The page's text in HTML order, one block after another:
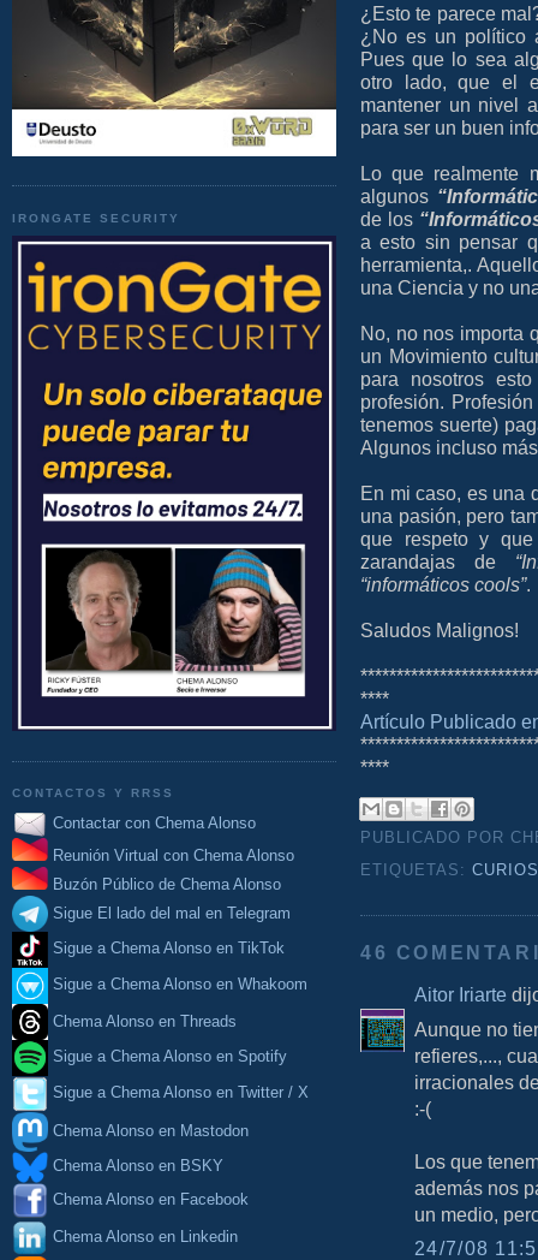
IRONGATE SECURITY
CONTACTOS Y RRSS
Contactar con Chema Alonso
Reunión Virtual con Chema Alonso
Buzón Público de Chema Alonso
Sigue El lado del mal en Telegram
Sigue a Chema Alonso en TikTok
Sigue a Chema Alonso en Whakoom
Chema Alonso en Threads
Sigue a Chema Alonso en Spotify
Sigue a Chema Alonso en Twitter / X
Chema Alonso en Mastodon
Chema Alonso en BSKY
Chema Alonso en Facebook
Chema Alonso en Linkedin
¿Esto te parece
¿No es un político
Pues que lo sea
otro lado, que el
mantener un nivel
para ser un buen
Lo que realmente
algunos
de los
a esto sin pensar
herramienta,.
una Ciencia y no
No, no nos importa
un Movimiento
para nosotros
profesión.
tenemos suerte)
Algunos incluso
En mi caso, es una
una pasión, pero
que respeto y
zarandajas de
“informáticos cools”.
Saludos Malignos!
****
Artículo Publicado
****
PUBLICADO POR
ETIQUETAS:
46
Aitor Iriarte
Aunque no
refieres,...,
irracionales
:-(
Los que
además nos
un medio,
24/7/08